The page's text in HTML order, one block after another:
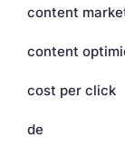
content
content
cost per click
de